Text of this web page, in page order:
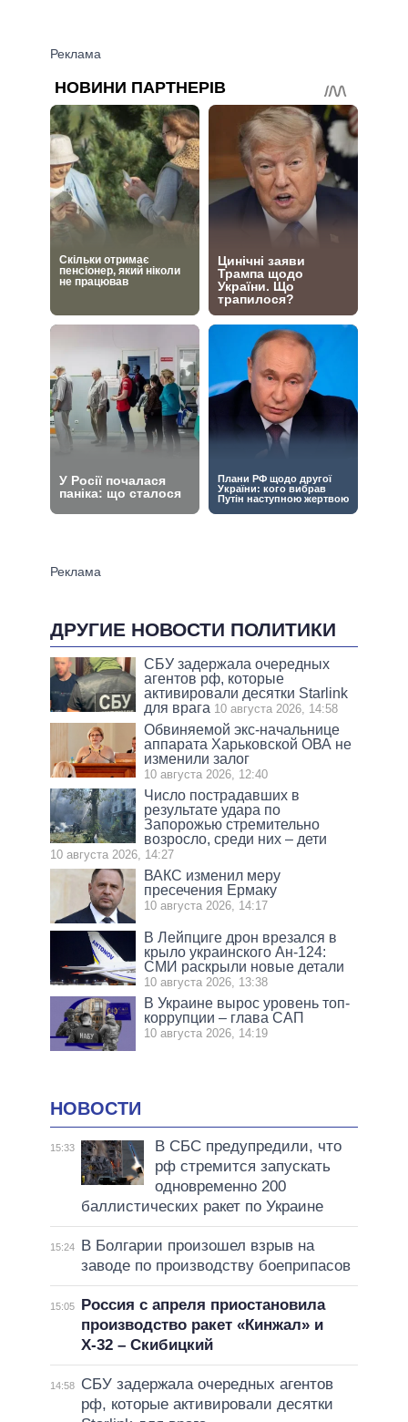
ДРУГИЕ НОВОСТИ ПОЛИТИКИ
СБУ задержала очередных
агентов рф, которые
активировали десятки Starlink
для врага 10 августа 2026, 14:58
Обвиняемой экс-начальнице
аппарата Харьковской ОВА не
изменили залог
10 августа 2026, 12:40
Число пострадавших в
результате удара по
Запорожью стремительно
возросло, среди них – дети
10 августа 2026, 14:27
ВАКС изменил меру
пресечения Ермаку
10 августа 2026, 14:17
В Лейпциге дрон врезался в
крыло украинского Ан-124:
СМИ раскрыли новые детали
10 августа 2026, 13:38
В Украине вырос уровень топ-
коррупции – глава САП
10 августа 2026, 14:19
НОВОСТИ
15:33
В СБС предупредили, что
рф стремится запускать
одновременно 200
баллистических ракет по Украине
15:24
В Болгарии произошел взрыв на
заводе по производству боеприпасов
15:05
Россия с апреля приостановила
производство ракет «Кинжал» и
Х-32 – Скибицкий
14:58
СБУ задержала очередных агентов
рф, которые активировали десятки